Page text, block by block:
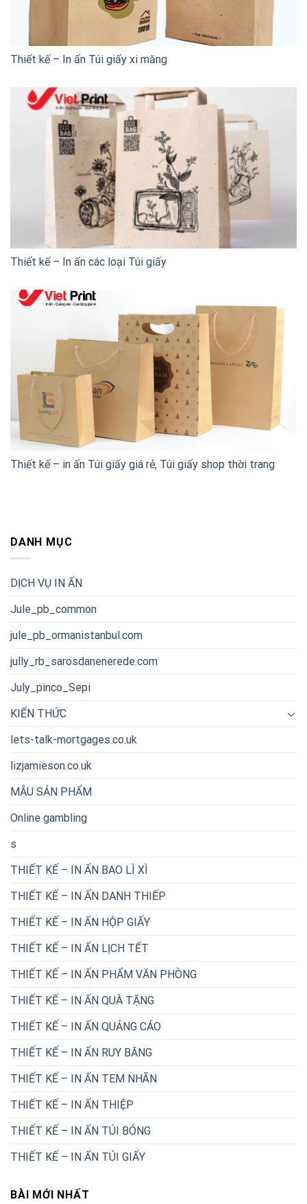
Thiết kế – In ấn Túi giấy xi măng
Thiết kế – In ấn các loại Túi giấy
Thiết kế – in ấn Túi giấy giá rẻ, Túi giấy shop thời trang
DANH MỤC
DỊCH VỤ IN ẤN
Jule_pb_common
jule_pb_ormanistanbul.com
jully_rb_sarosdanenerede.com
July_pinco_Sepi
KIẾN THỨC
lets-talk-mortgages.co.uk
lizjamieson.co.uk
MẪU SẢN PHẨM
Online gambling
s
THIẾT KẾ – IN ẤN BAO LÌ XÌ
THIẾT KẾ – IN ẤN DANH THIẾP
THIẾT KẾ – IN ẤN HỘP GIẤY
THIẾT KẾ – IN ẤN LỊCH TẾT
THIẾT KẾ – IN ẤN PHẨM VĂN PHÒNG
THIẾT KẾ – IN ẤN QUÀ TẶNG
THIẾT KẾ – IN ẤN QUẢNG CÁO
THIẾT KẾ – IN ẤN RUY BĂNG
THIẾT KẾ – IN ẤN TEM NHÃN
THIẾT KẾ – IN ẤN THIỆP
THIẾT KẾ – IN ẤN TÚI BÓNG
THIẾT KẾ – IN ẤN TÚI GIẤY
BÀI MỚI NHẤT